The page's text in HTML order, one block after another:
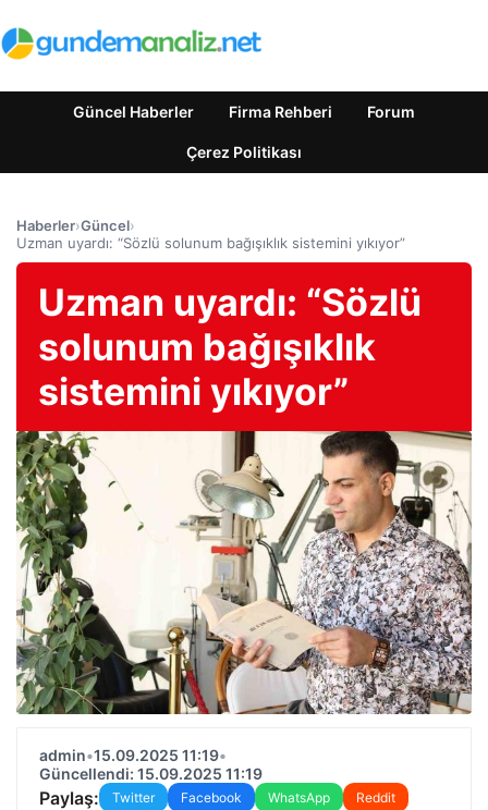
Güncel Haberler Firma Rehberi Forum
Çerez Politikası
Haberler›Güncel›
Uzman uyardı: “Sözlü solunum bağışıklık sistemini yıkıyor”
Uzman uyardı: “Sözlü
solunum bağışıklık
sistemini yıkıyor”
admin•15.09.2025 11:19•
Güncellendi: 15.09.2025 11:19
Paylaş: Twitter Facebook WhatsApp
Reddit